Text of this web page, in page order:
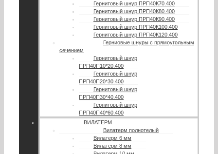
Гернитовый шнур ПРП40К70.400
Гернитовый шнур ПРП40К80.400
Гернитовый шнур ПРП40К90.400
Гернитовый шнур ПРП40К100.400
Гернитовый шнур ПРП40К120.400
Герниовые шнуры с прямоугольным
сечением
Гернитовый шнур
ПРП40П10*20.400
Гернитовый шнур
ПРП40П20*30.400
Гернитовый шнур
ПРП40П30*40.400
Гернитовый шнур
ПРП40П40*60.400
ВИЛАТЕРМ
Вилатерм полнотелый
Вилатерм 6 мм
Вилатерм 8 мм